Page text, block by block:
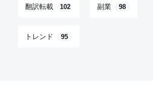
翻訳転載 102 副業 98
トレンド 95